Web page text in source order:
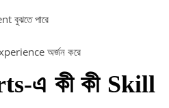
বুঝতে পারে
অর্জন করে
এ কী কী Skill